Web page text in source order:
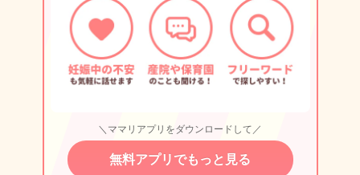
＼ママリアプリをダウンロードして／
無料アプリでもっと見る